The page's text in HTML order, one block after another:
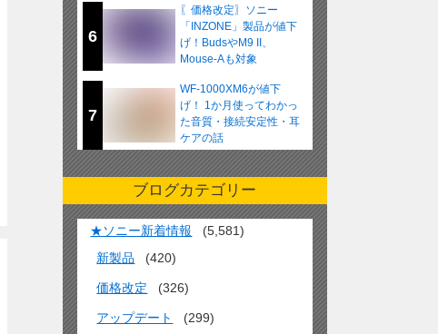
6
〖価格改定〗ソニー
「INZONE」製品が値下
げ！BudsやM9 II、
Mouse-Aも対象
7
WF-1000XM6が値下
げ！ 1か月使ってわかっ
た音質・接続安定性・耳
ケアの話
ブログカテゴリー
★ソニー新着情報
(5,581)
新製品
(420)
価格改定 (326)
アップデート (299)